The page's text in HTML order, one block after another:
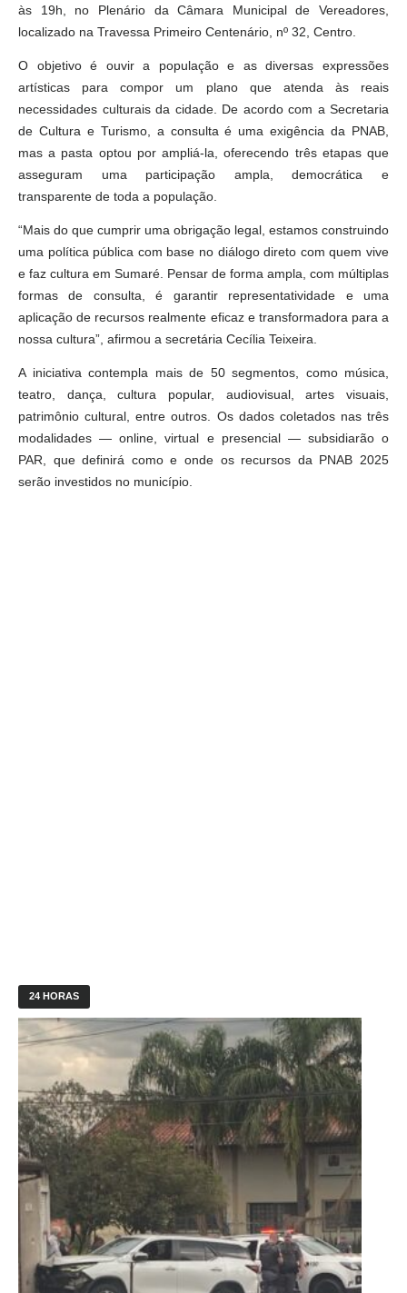
às 19h, no Plenário da Câmara Municipal de Vereadores,
localizado na Travessa Primeiro Centenário, nº 32, Centro.
O objetivo é ouvir a população e as diversas expressões
artísticas para compor um plano que atenda às reais
necessidades culturais da cidade. De acordo com a Secretaria
de Cultura e Turismo, a consulta é uma exigência da PNAB,
mas a pasta optou por ampliá-la, oferecendo três etapas que
asseguram uma participação ampla, democrática e
transparente de toda a população.
“Mais do que cumprir uma obrigação legal, estamos construindo
uma política pública com base no diálogo direto com quem vive
e faz cultura em Sumaré. Pensar de forma ampla, com múltiplas
formas de consulta, é garantir representatividade e uma
aplicação de recursos realmente eficaz e transformadora para a
nossa cultura”, afirmou a secretária Cecília Teixeira.
A iniciativa contempla mais de 50 segmentos, como música,
teatro, dança, cultura popular, audiovisual, artes visuais,
patrimônio cultural, entre outros. Os dados coletados nas três
modalidades — online, virtual e presencial — subsidiarão o
PAR, que definirá como e onde os recursos da PNAB 2025
serão investidos no município.
24 HORAS